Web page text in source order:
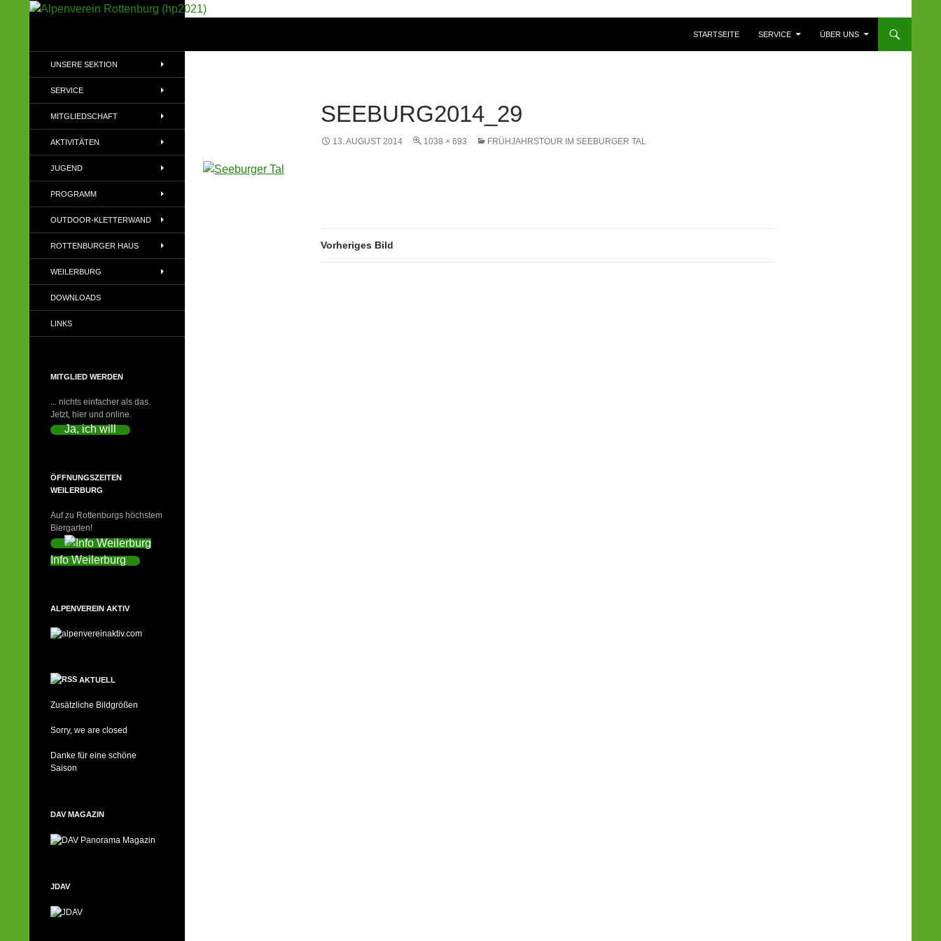
STARTSEITE
SERVICE ÜBER UNS
SEEBURG2014_29
13. AUGUST 2014 1038 × 693 FRÜHJAHRSTOUR IM SEEBURGER TAL
Vorheriges Bild
(DAV)
UNSERE SEKTION
SERVICE
MITGLIEDSCHAFT
AKTIVITÄTEN
JUGEND
PROGRAMM
OUTDOOR-KLETTERWAND
ROTTENBURGER HAUS
WEILERBURG
DOWNLOADS
LINKS
MITGLIED WERDEN
... nichts einfacher als das.
Jetzt, hier und online.
Ja, ich will
ÖFFNUNGSZEITEN
WEILERBURG
Auf zu Rottenburgs höchstem
Biergarten!
Info Weilerburg
ALPENVEREIN AKTIV
AKTUELL
Zusätzliche Bildgrößen
Sorry, we are closed
Danke für eine schöne
Saison
DAV MAGAZIN
JDAV